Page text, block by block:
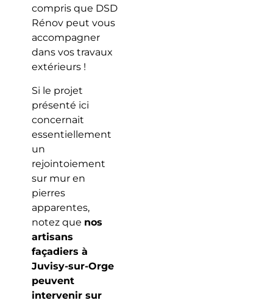
compris que DSD
Rénov peut vous
accompagner
dans vos travaux
extérieurs !
Si le projet
présenté ici
concernait
essentiellement
un
rejointoiement
sur mur en
pierres
apparentes,
notez que nos
artisans
façadiers à
Juvisy-sur-Orge
peuvent
intervenir sur